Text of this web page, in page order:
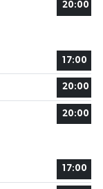
20:00
17:00
20:00
20:00
17:00